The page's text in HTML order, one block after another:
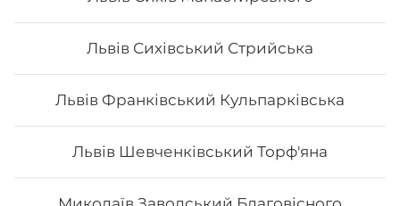
Львів Сихівський Стрийська
Львів Франківський Кульпарківська
Львів Шевченківський Торф'яна
sushi, то ви приємно здивуєтесь низькою ціною суші.
різноманітні страви, які готуються як з морських,
замовлення перевищує 600 гривень, замовлення до
600 грн. – доставка 90 грн. Доставка в с. Стоянка
платна(за тарифами таксі)